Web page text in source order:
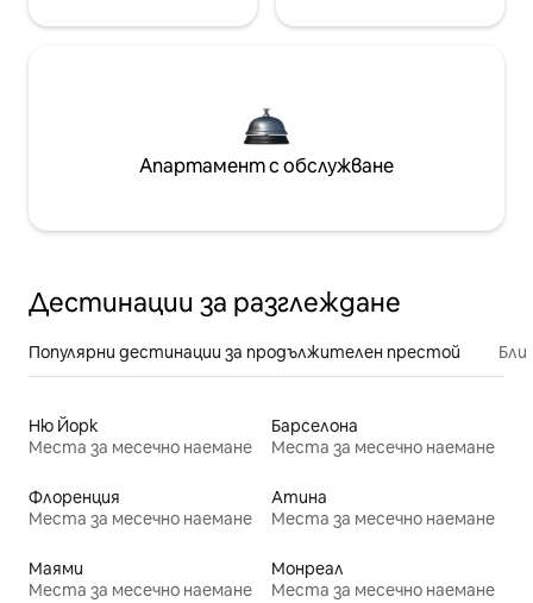
Апартамент с обслужване
Дестинации за разглеждане
Популярни дестинации за продължителен престой
Ню Йорк
Места за месечно наемане
Барселона
Места за месечно наемане
Флоренция
Места за месечно наемане
Атина
Места за месечно наемане
Маями
Места за месечно наемане
Монреал
Места за месечно наемане